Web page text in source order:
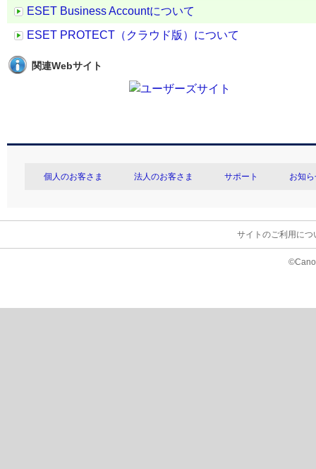
ESET Business Accountについて
ESET PROTECT（クラウド版）について
関連Webサイト
個人のお客さま 法人のお客さま サポート お知
サイトのご利用につ